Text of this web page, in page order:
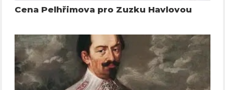
Cena Pelhřimova pro Zuzku Havlovou